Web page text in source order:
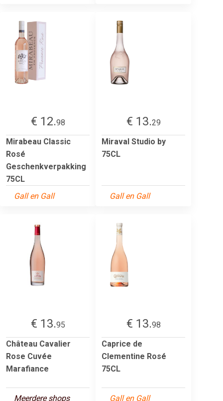
€ 12.98
Mirabeau Classic
Rosé
Geschenkverpakking
75CL
Gall en Gall
€ 13.29
Miraval Studio by
75CL
Gall en Gall
€ 13.95
Château Cavalier
Rose Cuvée
Marafiance
Meerdere shops
€ 13.98
Caprice de
Clementine Rosé
75CL
Gall en Gall